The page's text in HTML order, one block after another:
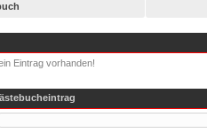
Eintrag vorhanden!